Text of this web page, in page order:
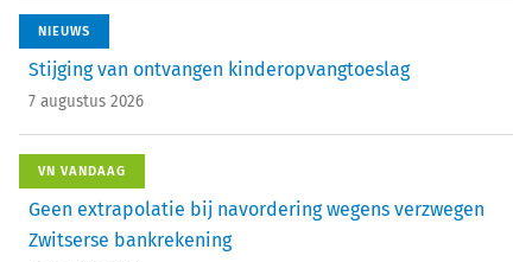
NIEUWS
Stijging van ontvangen kinderopvangtoeslag
7 augustus 2026
VN VANDAAG
Geen extrapolatie bij navordering wegens verzwegen
Zwitserse bankrekening